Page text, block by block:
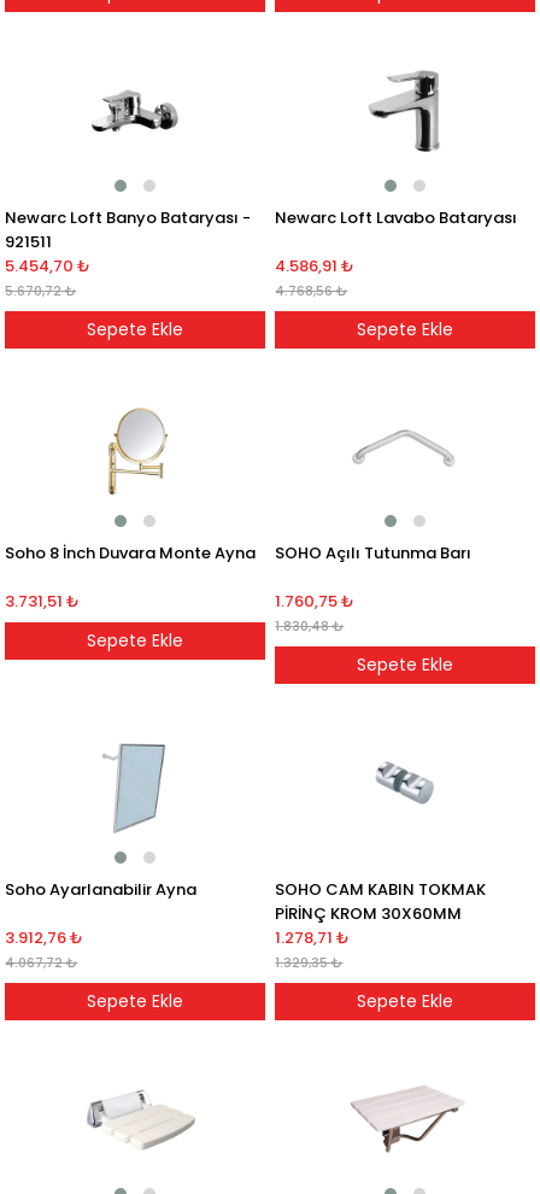
Newarc Loft Banyo Bataryası -
921511
5.454,70 ₺
5.670,72 ₺
Sepete Ekle
Newarc Loft Lavabo Bataryası
4.586,91 ₺
4.768,56 ₺
Sepete Ekle
Soho 8 İnch Duvara Monte Ayna
3.731,51 ₺
Sepete Ekle
SOHO Açılı Tutunma Barı
1.760,75 ₺
1.830,48 ₺
Sepete Ekle
Soho Ayarlanabilir Ayna
3.912,76 ₺
4.067,72 ₺
Sepete Ekle
SOHO CAM KABIN TOKMAK
PİRİNÇ KROM 30X60MM
1.278,71 ₺
1.329,35 ₺
Sepete Ekle